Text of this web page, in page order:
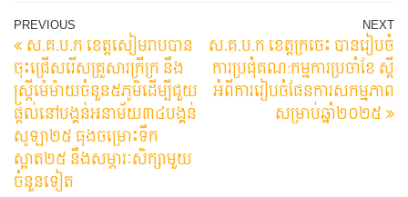
Post
navigation
Previous
Post
PREVIOUS
ស.គ.ប.ក ខេត្តសៀមរាបបាន
ចុះជ្រើសរើសគ្រួសារក្រីក្រ នឹង
ស្ត្រីម៉េម៉ាយចំនួន៥ភូមិដើម្បីជួយ
ផ្តល់នៅបង្គន់អនាម័យ៣៤បង្គន់
សូឡា២៥ ធុងចម្រោះទឹក
ស្អាត២៥ នឹងសម្ភារៈសិក្សាមួយ
ចំនួនទៀត
NEXT
ស.គ.ប.ក ខេត្តក្រចេះ បានរៀបចំ
ការប្រជុំគណ:កម្មការប្រចាំខែ ស្តី
អំពីការរៀបចំផែនការសកម្មភាព
សម្រាប់ឆ្នាំ២០២៥